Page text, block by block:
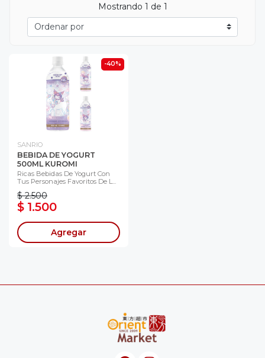
Mostrando 1 de 1
-40%
SANRIO
BEBIDA DE YOGURT
500ML KUROMI
Ricas Bebidas De Yogurt Con
Tus Personajes Favoritos De L...
$ 2.500
$ 1.500
Agregar